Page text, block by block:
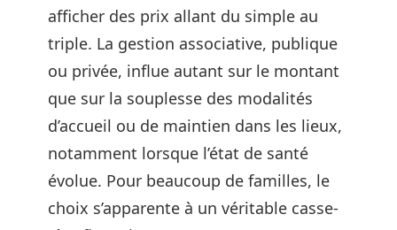
afficher des prix allant du simple au
triple. La gestion associative, publique
ou privée, influe autant sur le montant
que sur la souplesse des modalités
d’accueil ou de maintien dans les lieux,
notamment lorsque l’état de santé
évolue. Pour beaucoup de familles, le
choix s’apparente à un véritable casse-